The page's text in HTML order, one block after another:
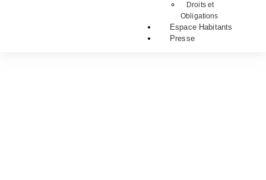
Droits et
Obligations
Espace Habitants
Presse